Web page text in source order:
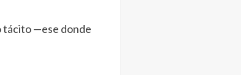
tácito —ese donde